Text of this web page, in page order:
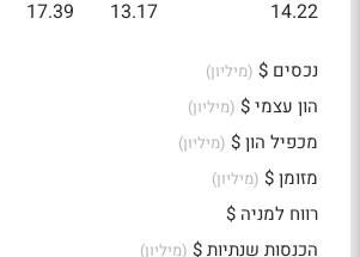
14.22
13.17
17.39
נכסים $ (מיליון)
הון עצמי $ (מיליון)
מכפיל הון $ (מיליון)
מזומן $ (מיליון)
רווח למניה $
הכנסות שנתיות $ (מיליון)